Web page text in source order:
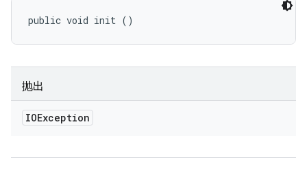
public void init ()
抛出
IOException